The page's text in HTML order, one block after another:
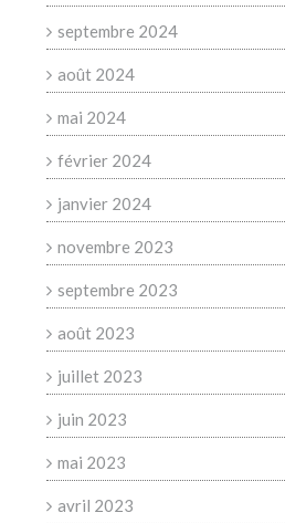
septembre 2024
août 2024
mai 2024
février 2024
janvier 2024
novembre 2023
septembre 2023
août 2023
juillet 2023
juin 2023
mai 2023
avril 2023